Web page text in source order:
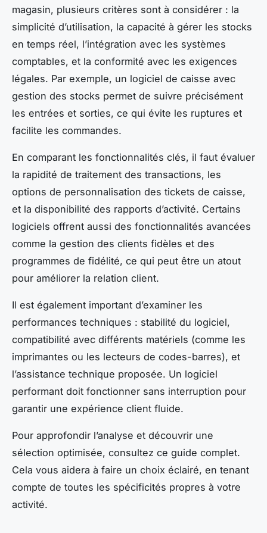
magasin, plusieurs critères sont à considérer : la
simplicité d’utilisation, la capacité à gérer les stocks
en temps réel, l’intégration avec les systèmes
comptables, et la conformité avec les exigences
légales. Par exemple, un logiciel de caisse avec
gestion des stocks permet de suivre précisément
les entrées et sorties, ce qui évite les ruptures et
facilite les commandes.
En comparant les fonctionnalités clés, il faut évaluer
la rapidité de traitement des transactions, les
options de personnalisation des tickets de caisse,
et la disponibilité des rapports d’activité. Certains
logiciels offrent aussi des fonctionnalités avancées
comme la gestion des clients fidèles et des
programmes de fidélité, ce qui peut être un atout
pour améliorer la relation client.
Il est également important d’examiner les
performances techniques : stabilité du logiciel,
compatibilité avec différents matériels (comme les
imprimantes ou les lecteurs de codes-barres), et
l’assistance technique proposée. Un logiciel
performant doit fonctionner sans interruption pour
garantir une expérience client fluide.
Pour approfondir l’analyse et découvrir une
sélection optimisée, consultez ce guide complet.
Cela vous aidera à faire un choix éclairé, en tenant
compte de toutes les spécificités propres à votre
activité.